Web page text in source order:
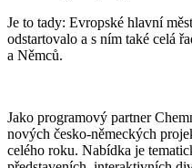
Je to tady: Evropské hlavní
odstartovalo a s ním také celá
a Němců.
Jako programový partner
nových česko-německých
celého roku. Nabídka je